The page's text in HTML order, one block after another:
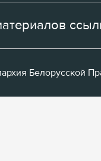
Белорусской